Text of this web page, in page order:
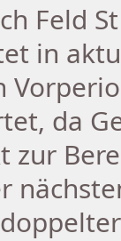
Feld
in
da
zur